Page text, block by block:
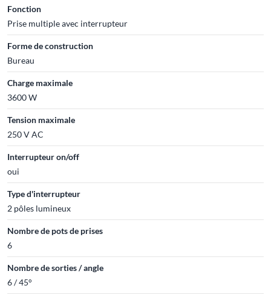
Fonction
Prise multiple avec interrupteur
Forme de construction
Bureau
Charge maximale
3600 W
Tension maximale
250 V AC
Interrupteur on/off
oui
Type d'interrupteur
2 pôles lumineux
Nombre de pots de prises
6
Nombre de sorties / angle
6 / 45°